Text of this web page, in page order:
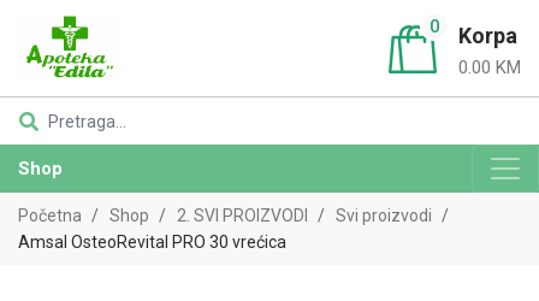
0 Korpa
0.00 KM
Shop
Početna Shop 2. SVI PROIZVODI
Svi proizvodi
Amsal OsteoRevital PRO 30 vrećica